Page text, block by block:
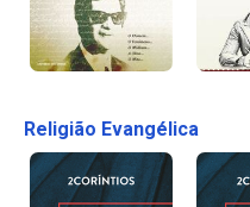
Religião Evangélica